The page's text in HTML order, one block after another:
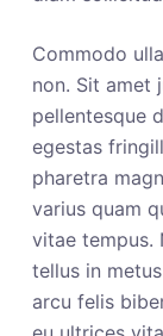
Commodo
non. Sit amet
pellentesque
egestas
pharetra
varius quam
vitae tempus.
tellus in
arcu felis